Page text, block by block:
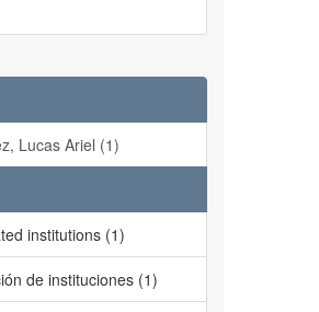
Lucas Ariel (1)
institutions (1)
de instituciones (1)